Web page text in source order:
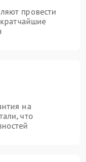
провести
на
что